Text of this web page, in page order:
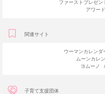
ファーストプレゼン
アワード
関連サイト
ウーマンカレンダ
ムーンカレ
ヨムーノ
/
子育て支援団体